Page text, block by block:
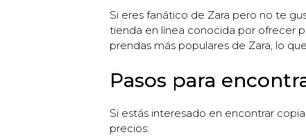
Si eres fanático de Zara pero no te
tienda en línea conocida por ofrecer
prendas más populares de Zara, lo
Pasos para
Si estás interesado en encontrar
precios: